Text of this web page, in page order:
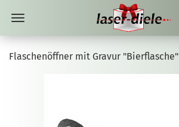
Flaschenöffner mit Gravur "Bierflasche"